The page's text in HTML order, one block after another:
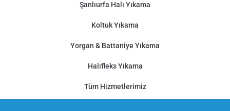
Şanlıurfa Halı Yıkama
Koltuk Yıkama
Yorgan & Battaniye Yıkama
Halıfleks Yıkama
Tüm Hizmetlerimiz